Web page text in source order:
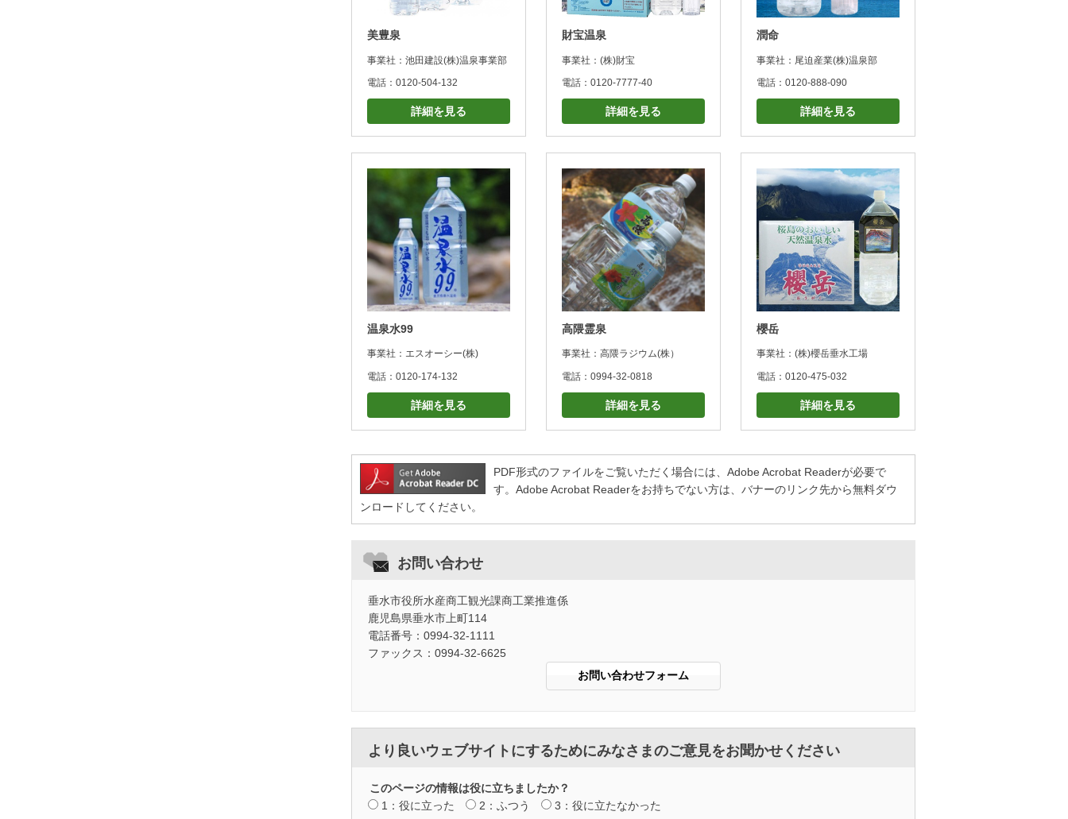
美豊泉
事業社：池田建設(株)温泉事業部
電話：0120-504-132
詳細を見る
財宝温泉
事業社：(株)財宝
電話：0120-7777-40
詳細を見る
潤命
事業社：尾迫産業(株)温泉部
電話：0120-888-090
詳細を見る
温泉水99
事業社：エスオーシー(株)
電話：0120-174-132
詳細を見る
高隈霊泉
事業社：高隈ラジウム(株）
電話：0994-32-0818
詳細を見る
櫻岳
事業社：(株)櫻岳垂水工場
電話：0120-475-032
詳細を見る
PDF形式のファイルをご覧いただく場合には、Adobe Acrobat Readerが必要で
す。Adobe Acrobat Readerをお持ちでない方は、バナーのリンク先から無料ダウ
ンロードしてください。
お問い合わせ
垂水市役所水産商工観光課商工業推進係
鹿児島県垂水市上町114
電話番号：0994-32-1111
ファックス：0994-32-6625
より良いウェブサイトにするためにみなさまのご意見をお聞かせください
このページの情報は役に立ちましたか？
1：役に立った
2：ふつう
3：役に立たなかった